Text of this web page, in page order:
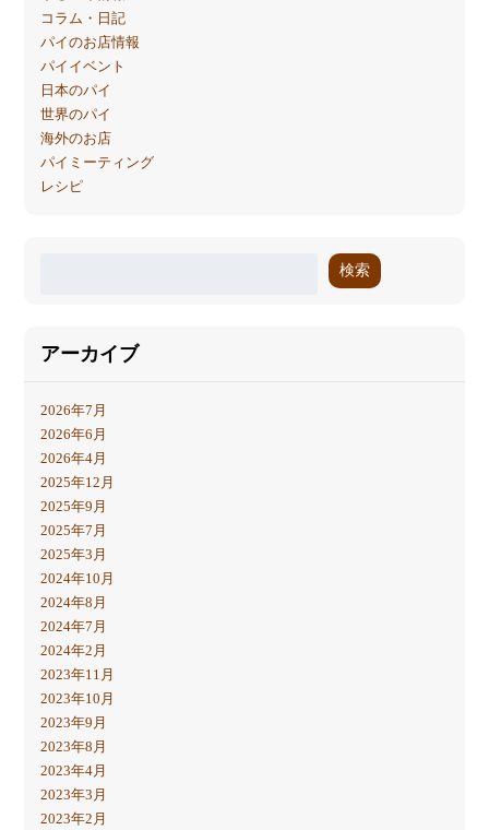
コラム・日記
パイのお店情報
パイイベント
日本のパイ
世界のパイ
海外のお店
パイミーティング
レシピ
検索
アーカイブ
2026年7月
2026年6月
2026年4月
2025年12月
2025年9月
2025年7月
2025年3月
2024年10月
2024年8月
2024年7月
2024年2月
2023年11月
2023年10月
2023年9月
2023年8月
2023年4月
2023年3月
2023年2月